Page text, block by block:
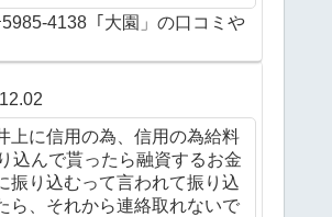
4138「大園」の口コミや
上に信用の為、信用の為給料
込んで貰ったら融資するお金
振り込むって言われて振り込
ら、それから連絡取れないで